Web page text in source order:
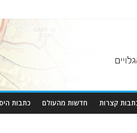
קצרות חדשות מהעולם כתבות